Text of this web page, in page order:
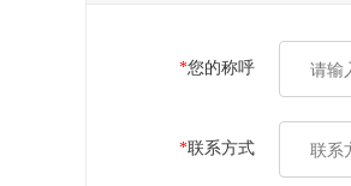
*您的称呼
*联系方式